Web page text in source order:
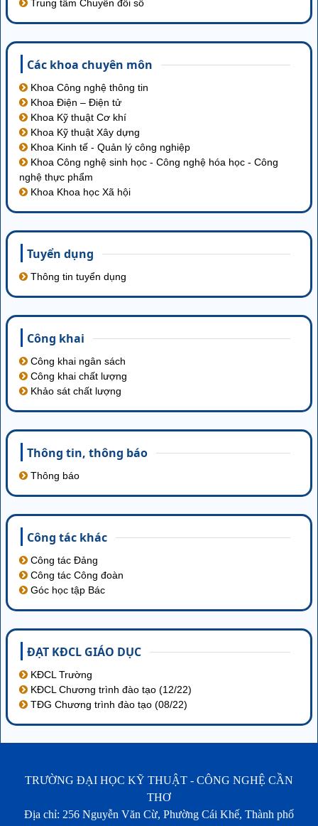
Trung tâm Chuyển đổi số
Các khoa chuyên môn
Khoa Công nghệ thông tin
Khoa Điện – Điện tử
Khoa Kỹ thuật Cơ khí
Khoa Kỹ thuật Xây dựng
Khoa Kinh tế - Quản lý công nghiệp
Khoa Công nghệ sinh học - Công nghệ hóa học - Công
nghệ thực phẩm
Khoa Khoa học Xã hội
Tuyển dụng
Thông tin tuyển dụng
Công khai
Công khai ngân sách
Công khai chất lượng
Khảo sát chất lượng
Thông tin‚ thông báo
Thông báo
Công tác khác
Công tác Đảng
Công tác Công đoàn
Góc học tập Bác
ĐẠT KĐCL GIÁO DỤC
KĐCL Trường
KĐCL Chương trình đào tạo (12/22)
TĐG Chương trình đào tạo (08/22)
TRƯỜNG ĐẠI HỌC KỸ THUẬT - CÔNG NGHỆ CẦN
THƠ
Địa chỉ: 256 Nguyễn Văn Cừ, Phường Cái Khế, Thành phố